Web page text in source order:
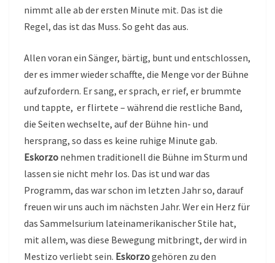
nimmt alle ab der ersten Minute mit. Das ist die
Regel, das ist das Muss. So geht das aus.
Allen voran ein Sänger, bärtig, bunt und entschlossen,
der es immer wieder schaffte, die Menge vor der Bühne
aufzufordern. Er sang, er sprach, er rief, er brummte
und tappte, er flirtete – während die restliche Band,
die Seiten wechselte, auf der Bühne hin- und
hersprang, so dass es keine ruhige Minute gab.
Eskorzo nehmen traditionell die Bühne im Sturm und
lassen sie nicht mehr los. Das ist und war das
Programm, das war schon im letzten Jahr so, darauf
freuen wir uns auch im nächsten Jahr. Wer ein Herz für
das Sammelsurium lateinamerikanischer Stile hat,
mit allem, was diese Bewegung mitbringt, der wird in
Mestizo verliebt sein. Eskorzogehören zu den